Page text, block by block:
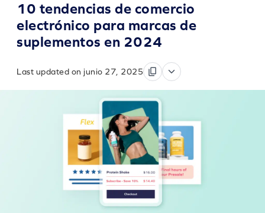
10 tendencias de comercio
electrónico para marcas de
suplementos en 2024
Last updated on junio 27, 2025